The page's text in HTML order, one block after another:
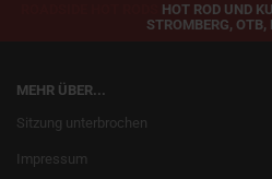
HOT ROD UND
STROMBERG, OTB,
MEHR ÜBER...
Sitzung unterbrochen
Impressum